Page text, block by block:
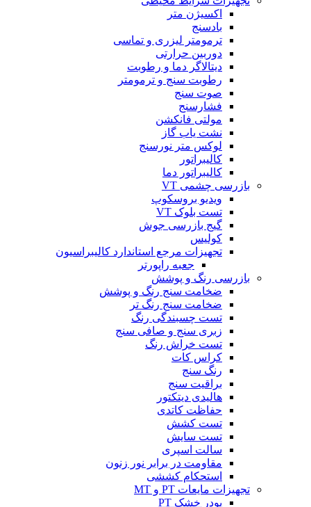
اکسیژن متر
بادسنج
ترمومتر لیزری و تماسی
دوربین حرارتی
دیتالاگر دما و رطوبت
رطوبت سنج و ترمومتر
صوت سنج
فشارسنج
مولتی فانکشن
نشت یاب گاز
لوکس متر نورسنج
کالیبراتور
کالیبراتور دما
بازرسی چشمی VT
ویدیو بروسکوپ
تست بلوک VT
گیج بازرسی جوش
کولیس
تجهیزات مرجع استاندارد کالیبراسیون
جعبه راپورتر
بازرسی رنگ و پوشش
ضخامت سنج رنگ و پوشش
ضخامت سنج رنگ تر
تست چسبندگی رنگ
زبری سنج و صافی سنج
تست خراش رنگ
کراس کات
رنگ سنج
براقیت سنج
هالیدی دیتکتور
حفاظت کاتدی
تست کشش
تست سایش
سالت اسپری
مقاومت در برابر نور زنون
استحکام کششی
تجهیزات مایعات PT و MT
پودر خشک PT